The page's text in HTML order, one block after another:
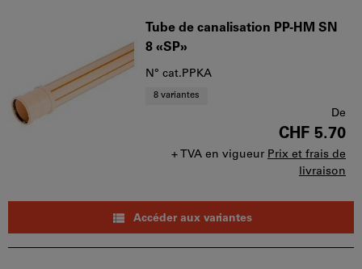
Tube de canalisation PP-HM SN
8 «SP»
N° cat.PPKA
8 variantes
De
CHF 5.70
+ TVA en vigueur Prix et frais de
livraison
Accéder aux variantes